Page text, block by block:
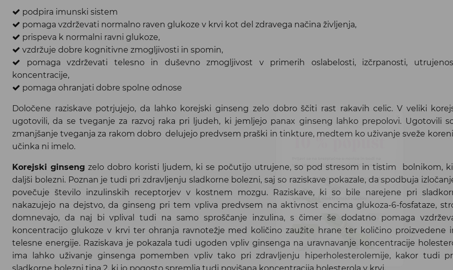
podpira imunski sistem
pomaga vzdrževati normalno raven glukoze v krvi kot del zdravega načina življenja,
prispeva k normalni ravni glukoze,
vzdržuje dobre kognitivne zmogljivosti in spomin,
pomaga vzdrževati telesno in duševno zmogljivost v primerih oslabelosti, izčrpanosti,
koncentracije,
pomaga ohranjati dobre spolne odnose
Določene raziskave potrjujejo, da lahko korejski ginseng zelo dobro ščiti rast rakavih celic. V veliki
ugotovili, da se tveganje za razvoj raka pri ljudeh, ki jemljejo panax ginseng lahko prepolovi. Ugotovili
zmanjšanje tveganja za rakom dobro delujejo predvsem praški in tinkture, medtem ko uživanje sveže
učinka ni imelo.
Korejski ginseng zelo dobro koristi ljudem, ki se počutijo utrujene, so pod stresom in tistim bolnikom,
daljši bolezni. Poznan je tudi pri zdravljenju sladkorne bolezni, saj so raziskave pokazale, da spodbuja
povečuje število inzulinskih receptorjev v kostnem mozgu. Raziskave, ki so bile narejene pri
nakazujejo na dejstvo, da ginseng pri tem vpliva predvsem na aktivnost encima glukoza-6-fosfataze,
domnevajo, da naj bi vplival tudi na samo sproščanje inzulina, s čimer še dodatno pomaga
koncentracijo glukoze v krvi ter ohranja ravnotežje med količino zaužite hrane ter količino proizvedene
telesne energije. Raziskava je pokazala tudi ugoden vpliv ginsenga na uravnavanje koncentracije
ima lahko uživanje ginsenga pomemben vpliv tako pri zdravljenju hiperholesterolemije, kakor tudi
Prijavi se na brezplačne e-novice in bodi na
Prejel/a boš 10% popust na enkraten nakup.
Vnesite vaš elektronski naslov
Strinjam se s pravilnikom zasebnosti, ki ga najdeteTukaj
Prijava